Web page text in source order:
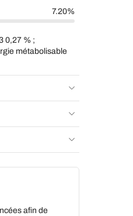
7.20%
0,27 % ;
métabolisable
afin de